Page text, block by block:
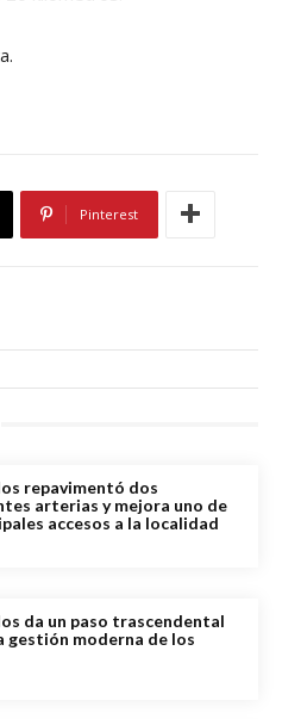
Pinterest
repavimentó dos
arterias y mejora uno de
accesos a la localidad
da un paso trascendental
gestión moderna de los